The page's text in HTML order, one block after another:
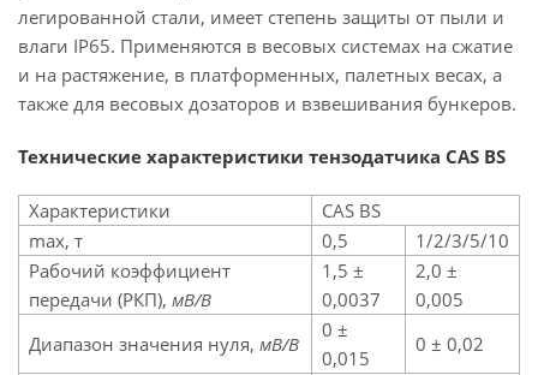
легированной стали, имеет степень защиты от пыли и
влаги IP65. Применяются в весовых системах на сжатие
и на растяжение, в платформенных, палетных весах, а
также для весовых дозаторов и взвешивания бункеров.
Технические характеристики тензодатчика CAS BS
Характеристики
CAS BS
max, т
0,5
1/2/3/5/10
Рабочий коэффициент
передачи (РКП), мВ/В
1,5 ±
0,0037
2,0 ±
0,005
Диапазон значения нуля, мВ/В
0 ±
0,015
0 ± 0,02